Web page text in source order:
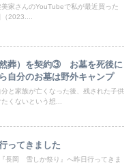
家さんのYouTubeで私が最近買った
（2023....
葬）を契約③ お墓を死後に
自分のお墓は野外キャンプ
と家族が亡くなった後、残された子供
くないという想...
ってきました
長岡 雪しか祭り』へ昨日行ってきま